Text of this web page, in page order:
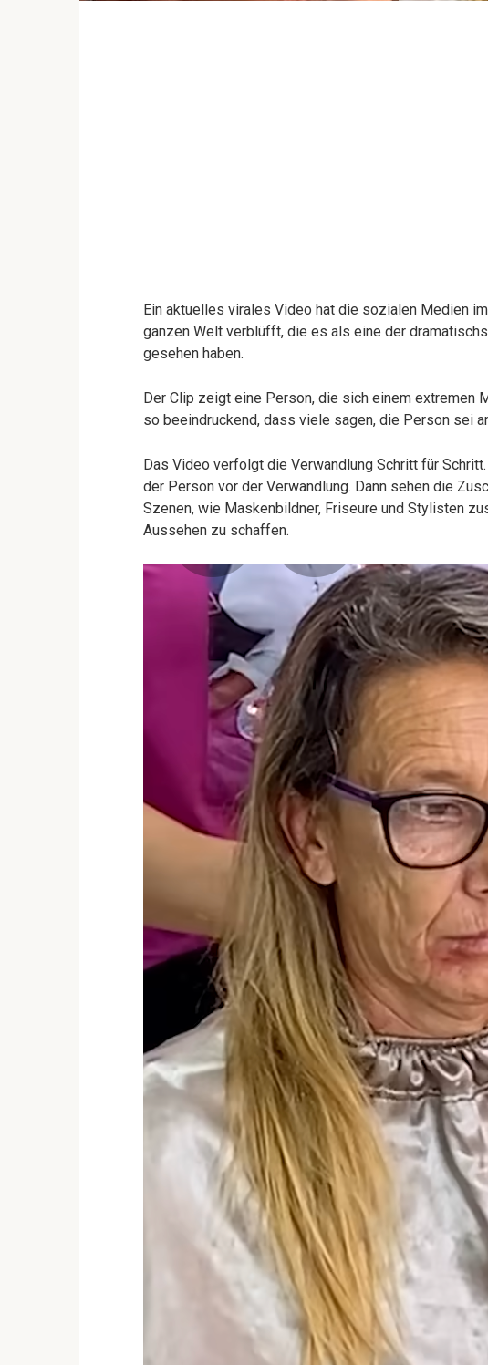
Ein aktuelles virales Video hat die sozialen Medien
ganzen Welt verblüfft, die es als eine der
gesehen haben.
Der Clip zeigt eine Person, die sich einem extremen
so beeindruckend, dass viele sagen, die Person sei
Das Video verfolgt die Verwandlung Schritt für
der Person vor der Verwandlung. Dann sehen die
Szenen, wie Maskenbildner, Friseure und Stylisten
Aussehen zu schaffen.